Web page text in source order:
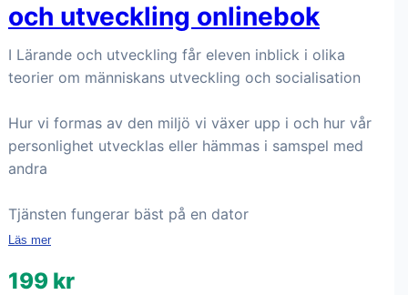
och utveckling onlinebok
I Lärande och utveckling får eleven inblick i olika
teorier om människans utveckling och socialisation
Hur vi formas av den miljö vi växer upp i och hur vår
personlighet utvecklas eller hämmas i samspel med
andra
Tjänsten fungerar bäst på en dator
Läs mer
199 kr